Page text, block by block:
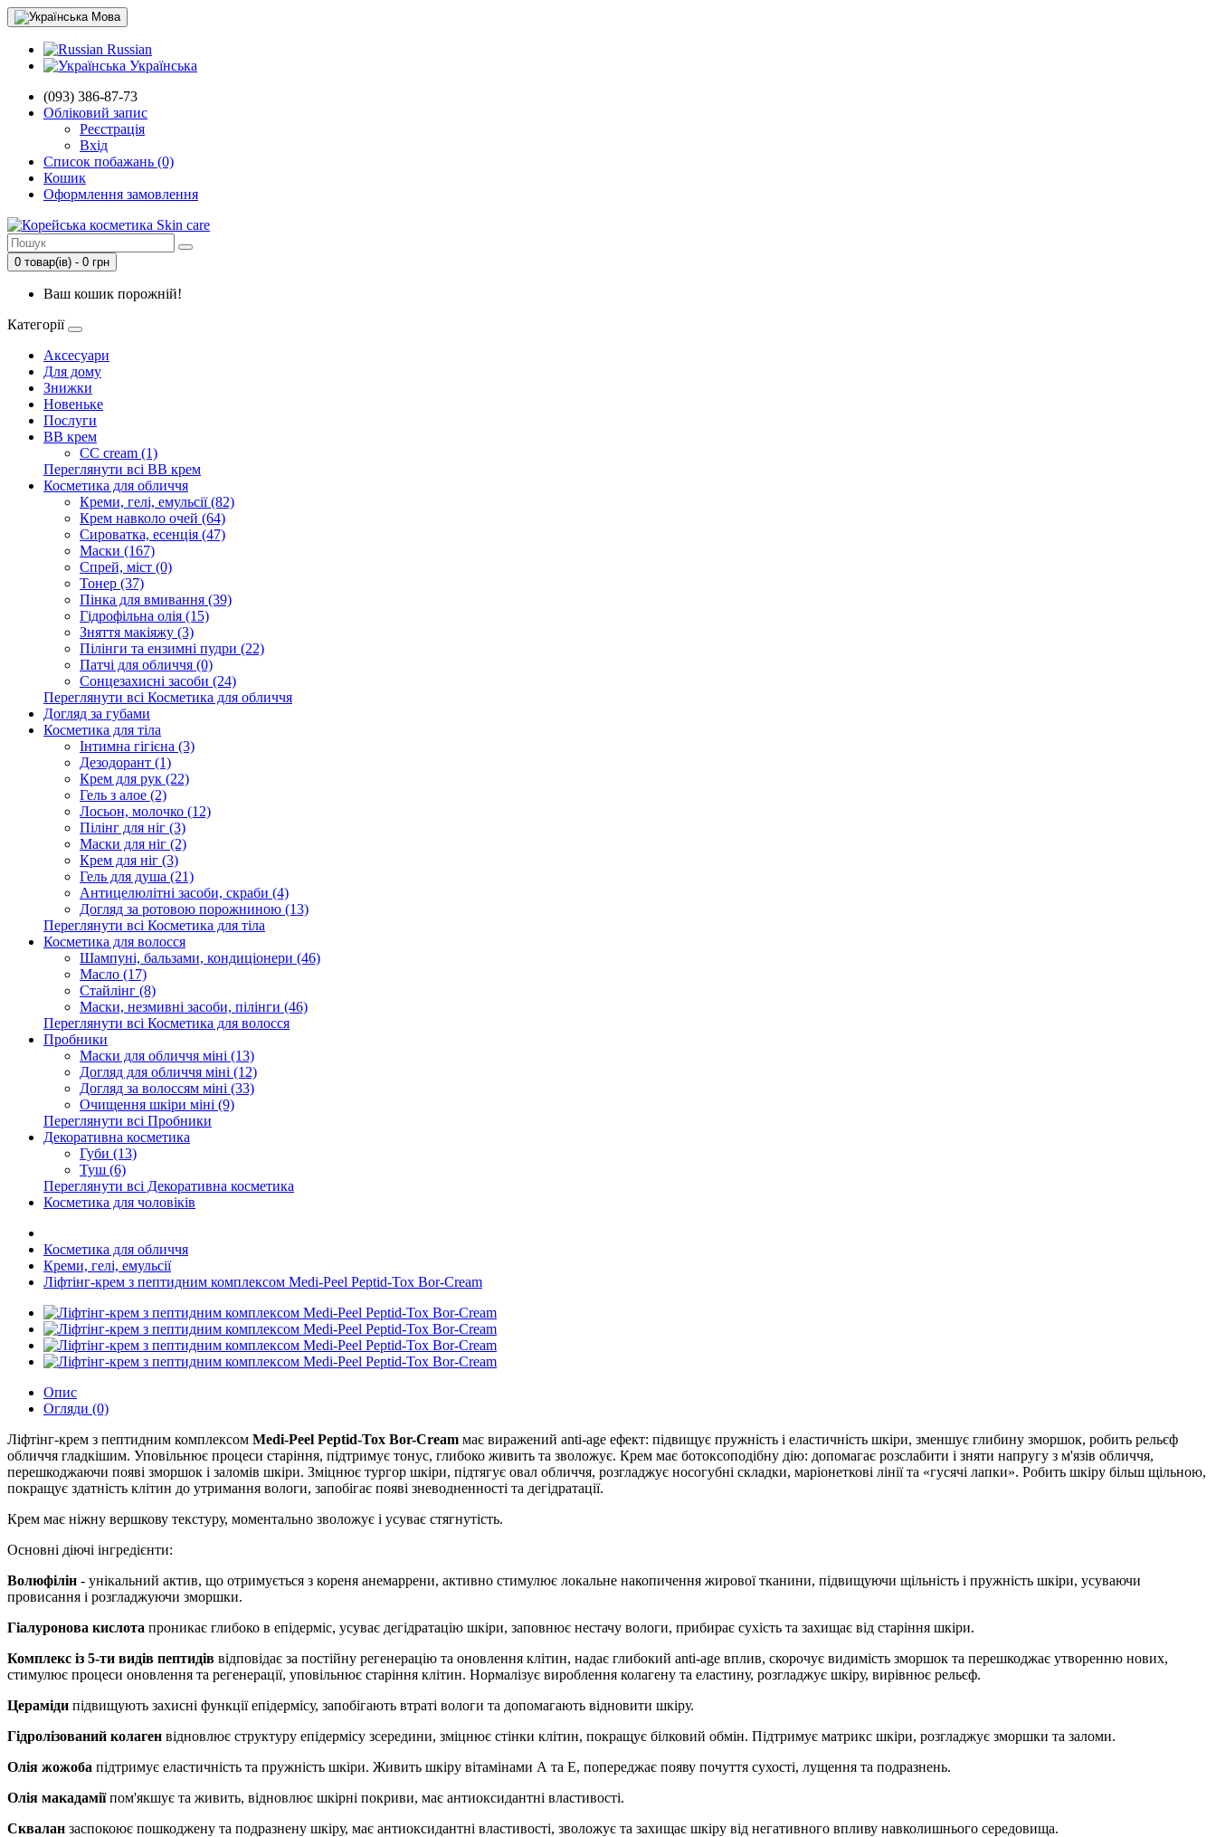
Мова
Russian
Українська
(093) 386-87-73
Обліковий запис
Реєстрація
Вхід
Список побажань (0)
Кошик
Оформлення замовлення
0 товар(ів) - 0 грн
Ваш кошик порожній!
Категорії
Аксесуари
Для дому
Знижки
Новеньке
Послуги
BB крем
CC cream (1)
Переглянути всі BB крем
Косметика для обличчя
Креми, гелі, емульсії (82)
Крем навколо очей (64)
Сироватка, есенція (47)
Маски (167)
Спрей, міст (0)
Тонер (37)
Пінка для вмивання (39)
Гідрофільна олія (15)
Зняття макіяжу (3)
Пілінги та ензимні пудри (22)
Патчі для обличчя (0)
Сонцезахисні засоби (24)
Переглянути всі Косметика для обличчя
Догляд за губами
Косметика для тіла
Інтимна гігієна (3)
Дезодорант (1)
Крем для рук (22)
Гель з алое (2)
Лосьон, молочко (12)
Пілінг для ніг (3)
Маски для ніг (2)
Крем для ніг (3)
Гель для душа (21)
Антицелюлітні засоби, скраби (4)
Догляд за ротовою порожниною (13)
Переглянути всі Косметика для тіла
Косметика для волосся
Шампуні, бальзами, кондиціонери (46)
Масло (17)
Стайлінг (8)
Маски, незмивні засоби, пілінги (46)
Переглянути всі Косметика для волосся
Пробники
Маски для обличчя міні (13)
Догляд для обличчя міні (12)
Догляд за волоссям міні (33)
Очищення шкіри міні (9)
Переглянути всі Пробники
Декоративна косметика
Губи (13)
Туш (6)
Переглянути всі Декоративна косметика
Косметика для чоловіків
Косметика для обличчя
Креми, гелі, емульсії
Ліфтінг-крем з пептидним комплексом Medi-Peel Peptid-Tox Bor-Cream
Опис
Огляди (0)
Ліфтінг-крем з пептидним комплексом Medi-Peel Peptid-Tox Bor-Cream має виражений anti-age ефект: підвищує пружність і еластичність шкіри, зменшує глибину зморшок, робить рельєф
обличчя гладкішим. Уповільнює процеси старіння, підтримує тонус, глибоко живить та зволожує. Крем має ботоксоподібну дію: допомагає розслабити і зняти напругу з м'язів обличчя,
перешкоджаючи появі зморшок і заломів шкіри. Зміцнює тургор шкіри, підтягує овал обличчя, розгладжує носогубні складки, маріонеткові лінії та «гусячі лапки». Робить шкіру більш щільною,
покращує здатність клітин до утримання вологи, запобігає появі зневодненності та дегідратації.
Крем має ніжну вершкову текстуру, моментально зволожує і усуває стягнутість.
Основні діючі інгредієнти:
Волюфілін - унікальний актив, що отримується з кореня анемаррени, активно стимулює локальне накопичення жирової тканини, підвищуючи щільність і пружність шкіри, усуваючи
провисання і розгладжуючи зморшки.
Гіалуронова кислота проникає глибоко в епідерміс, усуває дегідратацію шкіри, заповнює нестачу вологи, прибирає сухість та захищає від старіння шкіри.
Комплекс із 5-ти видів пептидів відповідає за постійну регенерацію та оновлення клітин, надає глибокий anti-age вплив, скорочує видимість зморшок та перешкоджає утворенню нових,
стимулює процеси оновлення та регенерації, уповільнює старіння клітин. Нормалізує вироблення колагену та еластину, розгладжує шкіру, вирівнює рельєф.
Цераміди підвищують захисні функції епідермісу, запобігають втраті вологи та допомагають відновити шкіру.
Гідролізований колаген відновлює структуру епідермісу зсередини, зміцнює стінки клітин, покращує білковий обмін. Підтримує матрикс шкіри, розгладжує зморшки та заломи.
Олія жожоба підтримує еластичність та пружність шкіри. Живить шкіру вітамінами А та Е, попереджає появу почуття сухості, лущення та подразнень.
Олія макадаміїпом'якшує та живить, відновлює шкірні покриви, має антиоксидантні властивості.
Сквалан заспокоює пошкоджену та подразнену шкіру, має антиоксидантні властивості, зволожує та захищає шкіру від негативного впливу навколишнього середовища.